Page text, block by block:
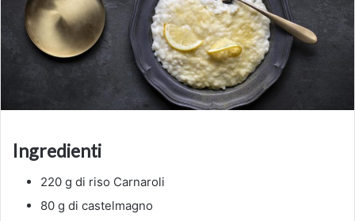
Ingredienti
220 g di riso Carnaroli
80 g di castelmagno